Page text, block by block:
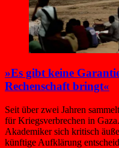
»Es gibt keine
Rechenschaft bringt«
Seit über zwei Jahren
für Kriegsverbrechen in
Akademiker sich kritisch
künftige Aufklärung